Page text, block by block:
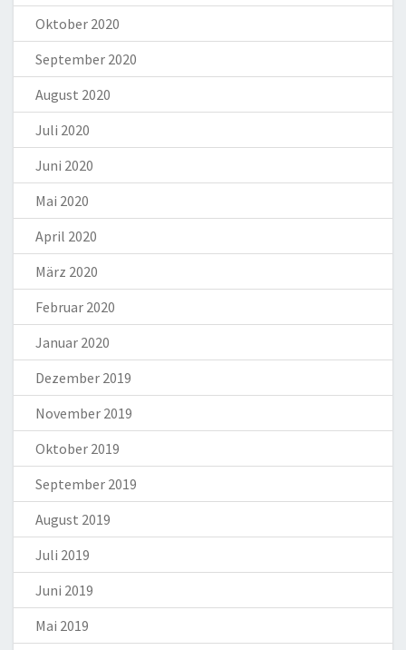
Oktober 2020
September 2020
August 2020
Juli 2020
Juni 2020
Mai 2020
April 2020
März 2020
Februar 2020
Januar 2020
Dezember 2019
November 2019
Oktober 2019
September 2019
August 2019
Juli 2019
Juni 2019
Mai 2019